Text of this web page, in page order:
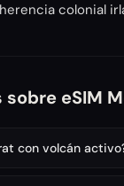
colonial
eSIM
con volcán